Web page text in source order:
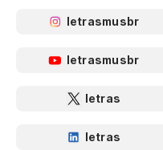
letrasmusbr
letrasmusbr
letras
letras